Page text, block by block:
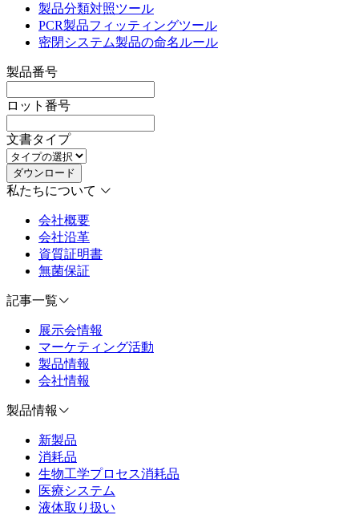
製品分類対照ツール
PCR製品フィッティングツール
密閉システム製品の命名ルール
製品番号
ロット番号
文書タイプ
ダウンロード
私たちについて
会社概要
会社沿革
資質証明書
無菌保証
記事一覧
展示会情報
マーケティング活動
製品情報
会社情報
製品情報
新製品
消耗品
生物工学プロセス消耗品
医療システム
液体取り扱い